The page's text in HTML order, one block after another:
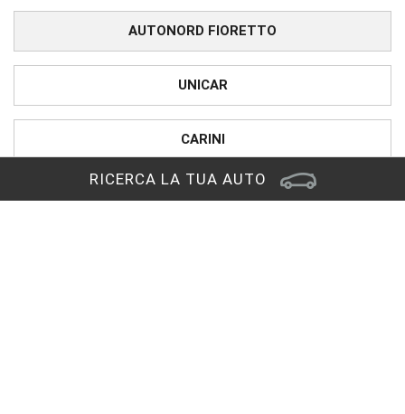
RICERCA LA TUA AUTO
AUTONORD FIORETTO
UNICAR
CARINI